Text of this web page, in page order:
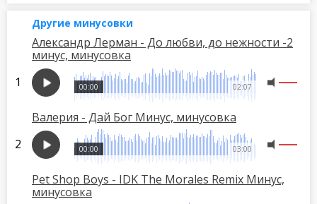
Другие минусовки
Александр Лерман - До любви, до нежности -2
минус, минусовка
02:07
00:00
Валерия - Дай Бог Минус, минусовка
03:00
00:00
Pet Shop Boys - IDK The Morales Remix Минус,
минусовка